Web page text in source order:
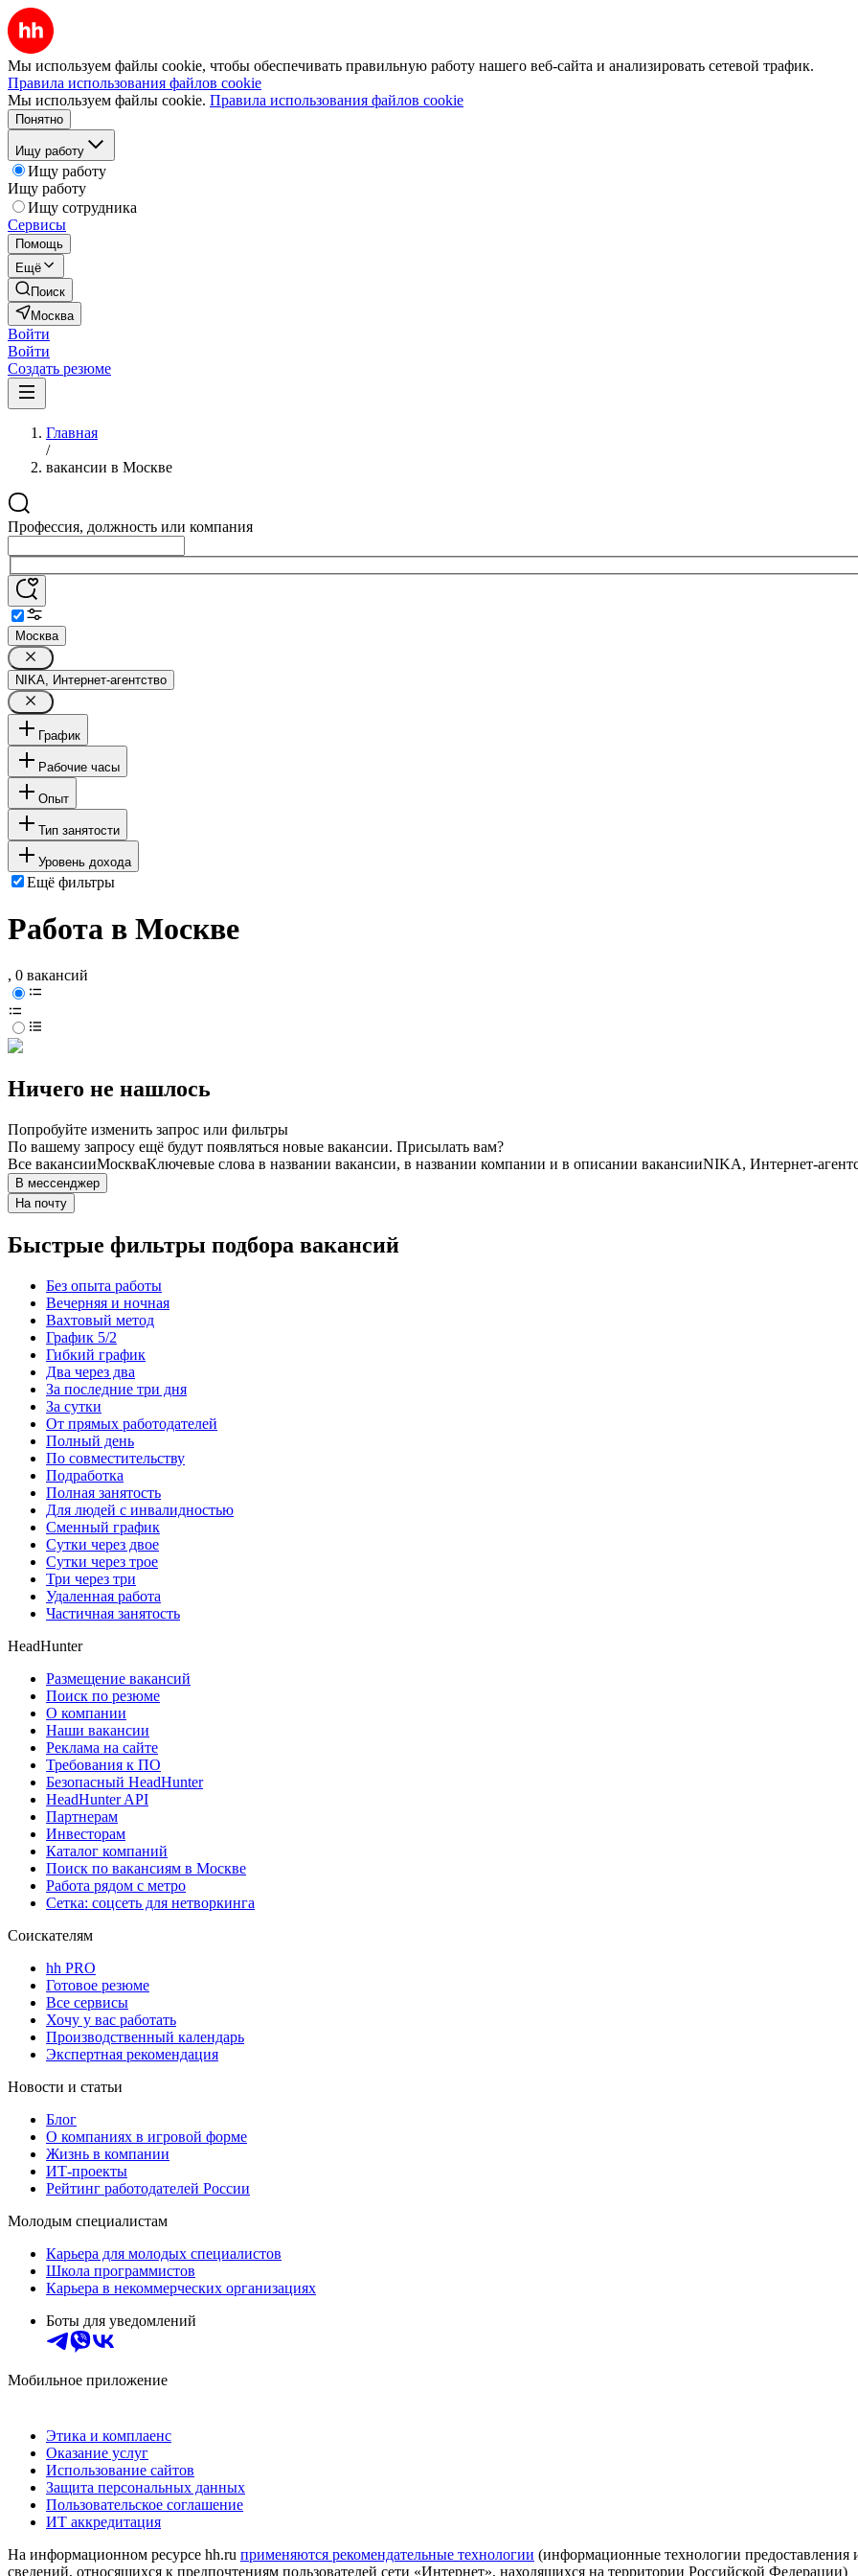
Мы используем файлы cookie, чтобы обеспечивать правильную работу нашего веб-сайта и анализировать сетевой трафик.
Правила использования файлов cookie
Мы используем файлы cookie. Правила использования файлов cookie
Понятно
Ищу работу
Ищу работу
Ищу работу
Ищу сотрудника
Сервисы
Помощь
Ещё
Поиск
Москва
Войти
Войти
Создать резюме
Главная
/
вакансии в Москве
Профессия, должность или компания
Москва
NIKA, Интернет-агентство
График
Рабочие часы
Опыт
Тип занятости
Уровень дохода
Ещё фильтры
Работа в Москве
, 0 вакансий
Ничего не нашлось
Попробуйте изменить запрос или фильтры
По вашему запросу ещё будут появляться новые вакансии. Присылать вам?
Все вакансииМоскваКлючевые слова в названии вакансии, в названии компании и в описании вакансииNIKA, Интернет-
В мессенджер
На почту
Быстрые фильтры подбора вакансий
Без опыта работы
Вечерняя и ночная
Вахтовый метод
График 5/2
Гибкий график
Два через два
За последние три дня
За сутки
От прямых работодателей
Полный день
По совместительству
Подработка
Полная занятость
Для людей с инвалидностью
Сменный график
Сутки через двое
Сутки через трое
Три через три
Удаленная работа
Частичная занятость
HeadHunter
Размещение вакансий
Поиск по резюме
О компании
Наши вакансии
Реклама на сайте
Требования к ПО
Безопасный HeadHunter
HeadHunter API
Партнерам
Инвесторам
Каталог компаний
Поиск по вакансиям в Москве
Работа рядом с метро
Сетка: соцсеть для нетворкинга
Соискателям
hh PRO
Готовое резюме
Все сервисы
Хочу у вас работать
Производственный календарь
Экспертная рекомендация
Новости и статьи
Блог
О компаниях в игровой форме
Жизнь в компании
ИТ-проекты
Рейтинг работодателей России
Молодым специалистам
Карьера для молодых специалистов
Школа программистов
Карьера в некоммерческих организациях
Боты для уведомлений
Мобильное приложение
Этика и комплаенс
Оказание услуг
Использование сайтов
Защита персональных данных
Пользовательское соглашение
ИТ аккредитация
На информационном ресурсе hh.ru применяются рекомендательные технологии (информационные технологии предоставления
сведений, относящихся к предпочтениям пользователей сети «Интернет», находящихся на территории Российской Федерации)